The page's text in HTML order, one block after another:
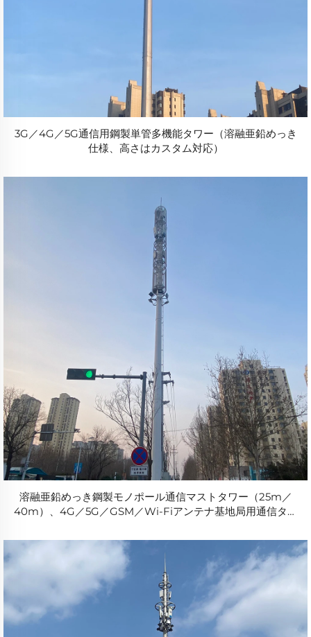
3G／4G／5G通信用鋼製単管多機能タワー（溶融亜鉛めっき
仕様、高さはカスタム対応）
溶融亜鉛めっき鋼製モノポール通信マストタワー（25m／
40m）、4G／5G／GSM／Wi-Fiアンテナ基地局用通信タワ